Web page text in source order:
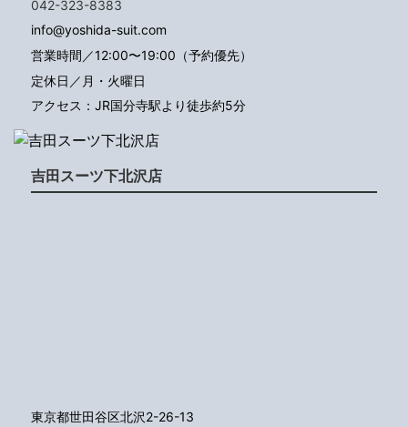
042-323-8383
info@yoshida-suit.com
営業時間／12:00〜19:00（予約優先）
定休日／月・火曜日
アクセス：JR国分寺駅より徒歩約5分
吉田スーツ下北沢店
東京都世田谷区北沢2-26-13